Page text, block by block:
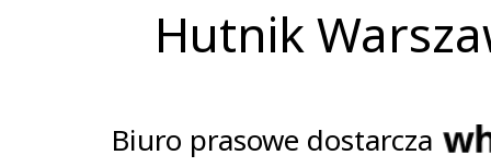
Hutnik
Biuro prasowe dostarcza